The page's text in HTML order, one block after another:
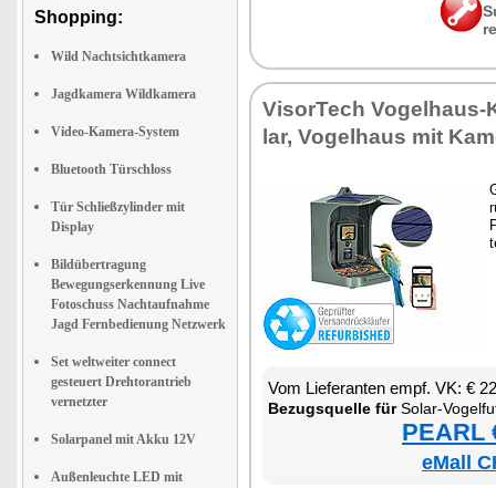
Shopping:
Wild Nachtsichtkamera
Jagdkamera Wildkamera
Video-Kamera-System
Bluetooth Türschloss
Tür Schließzylinder mit
Display
Bildübertragung
Bewegungserkennung Live
Fotoschuss Nachtaufnahme
Jagd Fernbedienung Netzwerk
Set weltweiter connect
gesteuert Drehtorantrieb
vernetzter
Solarpanel mit Akku 12V
Außenleuchte LED mit
Vi­sor­Tech
lar, Vo­gel­haus mit
Vom Lie­fe­ran­ten empf. VK: €
Be­zugs­quel­le fürSo­lar-Vo­gel­fut­ter­haus mit WLAN-
PEARL
eMall